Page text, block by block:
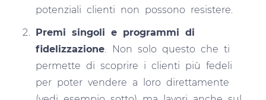
potenziali clienti non possono resistere.
Premi singoli e programmi di
fidelizzazione.
Non solo questo che ti
permette di scoprire i clienti più fedeli
per poter vendere a loro direttamente